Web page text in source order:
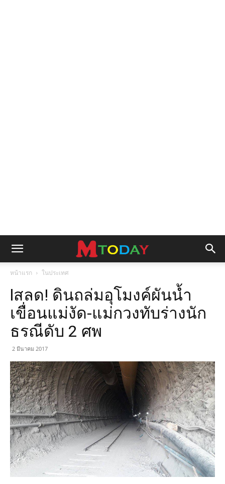
หน้าแรก ในประเทศ
lสลด! ดินถล่มอุโมงค์ผันน้ำ
เขื่อนแม่งัด-แม่กวงทับร่างนัก
ธรณีดับ 2 ศพ
2 มีนาคม 2017